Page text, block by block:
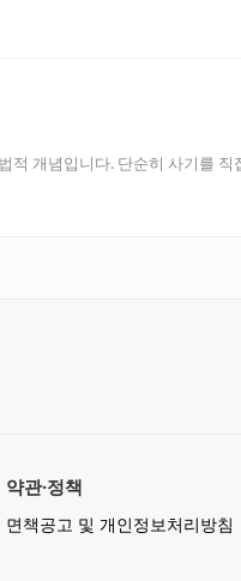
개념입니다. 단순히 사기를 직
약관·정책
면책공고 및 개인정보처리방침